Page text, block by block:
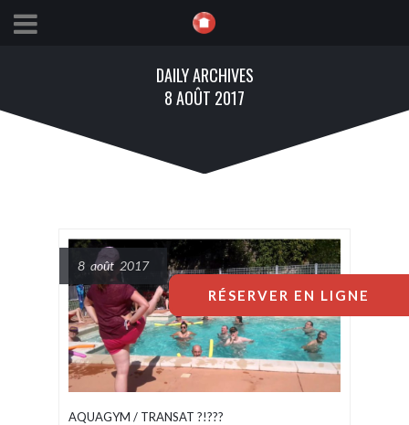
DAILY ARCHIVES
8 AOÛT 2017
8 août 2017
AQUAGYM / TRANSAT ?!???
RÉSERVER EN LIGNE